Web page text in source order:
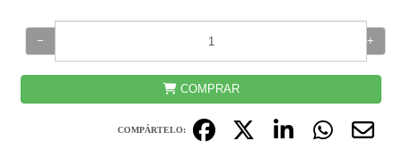
− +
COMPRAR
COMPÁRTELO: